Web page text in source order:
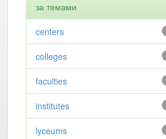
за темами
centers
colleges
faculties
institutes
lyceums